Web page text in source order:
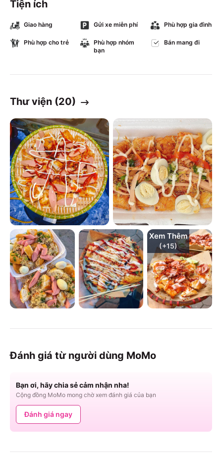
Tiện ích
Giao hàng Gửi xe miễn phí Phù hợp gia đình
Phù hợp cho trẻ
Phù hợp nhóm
bạn
Bán mang đi
Thư viện (20)
Xem Thêm
(+15)
Đánh giá từ người dùng MoMo
Bạn ơi, hãy chia sẻ cảm nhận nha!
Cộng đồng MoMo mong chờ xem đánh giá của bạn
Đánh giá ngay